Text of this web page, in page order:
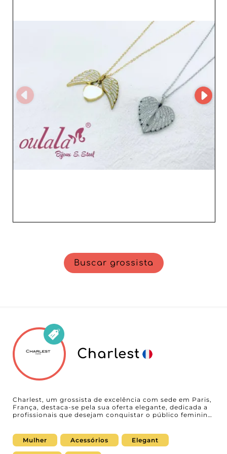
é tratado com o máximo cuidado, garantindo um
processo fluido desde a seleção dos itens até a entrega
em sua loja. Os revendedores podem confiar na
transparência e na agilidade deste fornecedor,
fortalecendo sua própria imagem de marca diante de
Bijoux é o uso da solução MicroStore, que simplifica a
gestão de pedidos e garante uma experiência de compra
no atacado sem complicações. Essa plataforma
tecnológica avançada otimiza seu tempo e permite que
você se concentre no essencial: satisfazer seus clientes
com joias únicas e de qualidade. Confie em Oulala Bijoux
di Dai Xiaoli e amplie seu portfólio com joias exclusivas
que vão cativar sua clientela. Este atacadista é o aliado
ideal para destacar estilo e sofisticação em sua loja.
Buscar grossista
Charlest
Charlest, um grossista de excelência com sede em Paris,
França, destaca-se pela sua oferta elegante, dedicada a
profissionais que desejam conquistar o público feminino
nossa plataforma B2B para oferecer aos retalhistas uma
experiência de compra inigualável e produtos de
Mulher Acessórios Elegant